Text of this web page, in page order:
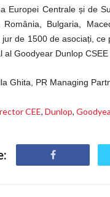
Europei Centrale și de
România, Bulgaria,
de 1500 de asociați, ce
al Goodyear Dunlop
Ghita, PR Managing
CEE, Dunlop,